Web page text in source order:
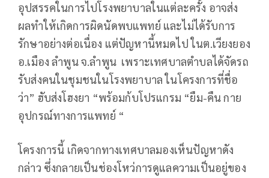
อุปสรรคในการไปโรงพยาบาลในแต่ละครั้ง อาจส่ง
ผลทำให้เกิดการผิดนัดพบแพทย์ และไม่ได้รับการ
รักษาอย่างต่อเนื่อง แต่ปัญหานี้หมดไป ในต.เวียงยอง
อ.เมือง ลำพูน จ.ลำพูน เพราะเทศบาลตำบลได้จัดรถ
รับส่งคนในชุมชนในโรงพยาบาล ในโครงการที่ชื่อ
ว่า” ฮับส่งโฮงยา “พร้อมก้บโปรแกรม “ยืม-คืน กาย
อุปกรณ์ทางการแพทย์ “
โครงการนี้ เกิดจากทางเทศบาลมองเห็นปัญหาดัง
กล่าว ซึ่งกลายเป็นช่องโหว่การดูแลความเป็นอยู่ของ